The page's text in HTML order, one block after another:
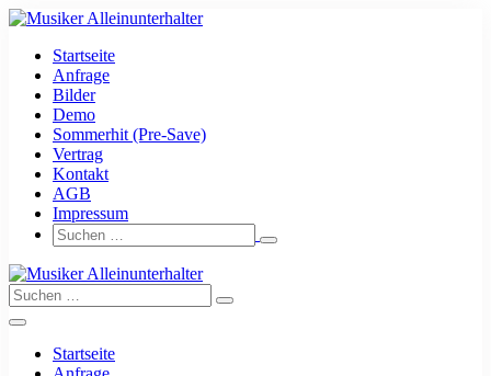
Zum
springenStartseite
Anfrage
Bilder
Demo
Sommerhit (Pre-Save)
Vertrag
Kontakt
AGB
Impressum
Suche-
Schalter
Suchen
nach:
Suche-
Schalter
Suchen
nach:
Menü-
SchalterStartseite